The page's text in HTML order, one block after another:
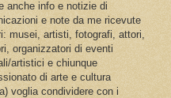
anche info e notizie di
e note da me ricevute
musei, artisti, fotografi, attori,
organizzatori di eventi
artistici e chiunque
di arte e cultura
voglia condividere con i